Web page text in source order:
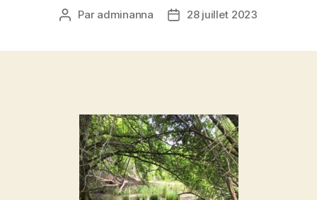
Auteur
Par adminanna
Date28 juillet 2023